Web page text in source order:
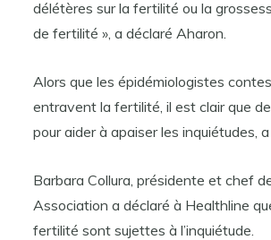
délétères sur la fertilité ou la
de fertilité », a déclaré Aharon.
Alors que les épidémiologistes
entravent la fertilité, il est clair que
pour aider à apaiser les inquiétudes,
Barbara Collura, présidente et chef
Association a déclaré à Healthline
fertilité sont sujettes à l’inquiétude.